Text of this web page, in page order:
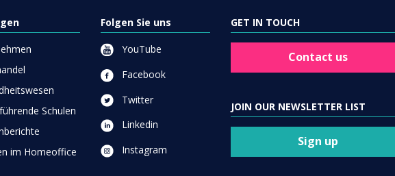
Schulen
im Homeoffice
Folgen Sie uns
YouTube
Facebook
Twitter
Linkedin
Instagram
GET IN TOUCH
Contact us
JOIN OUR NEWSLETTER LIST
Sign up